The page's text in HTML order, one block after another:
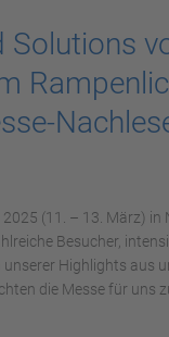
Solutions
2025 (11. – 13. März)
Besucher,
Highlights aus
die Messe für uns